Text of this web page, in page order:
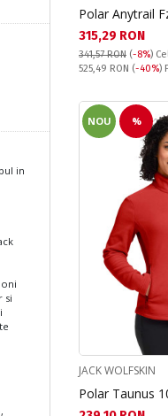
in
si
Polar Anytrail
Текуща цена:
315,29 RON
341,57 RON (-8%)
Pret obisnuit:
525,49 RON (-40%)
NOU %
JACK WOLFSKIN
Polar Taunus